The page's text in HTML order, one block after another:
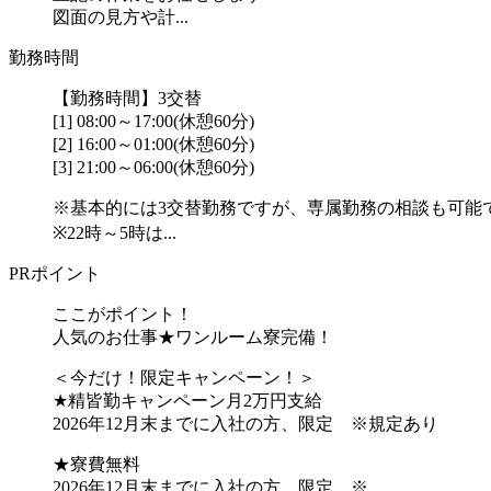
図面の見方や計...
勤務時間
【勤務時間】3交替
[1] 08:00～17:00(休憩60分)
[2] 16:00～01:00(休憩60分)
[3] 21:00～06:00(休憩60分)
※基本的には3交替勤務ですが、専属勤務の相談も可能
※22時～5時は...
PRポイント
ここがポイント！
人気のお仕事★ワンルーム寮完備！
＜今だけ！限定キャンペーン！＞
★精皆勤キャンペーン月2万円支給
2026年12月末までに入社の方、限定 ※規定あり
★寮費無料
2026年12月末までに入社の方、限定 ※...